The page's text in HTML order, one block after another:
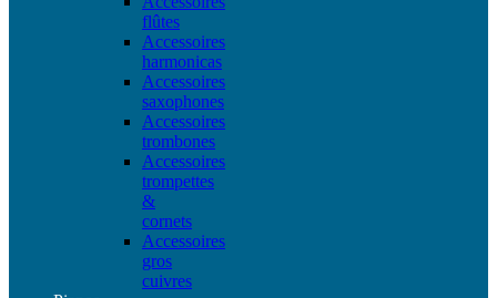
flûtes
Accessoires
harmonicas
Accessoires
saxophones
Accessoires
trombones
Accessoires
trompettes
&
cornets
Accessoires
gros
cuivres